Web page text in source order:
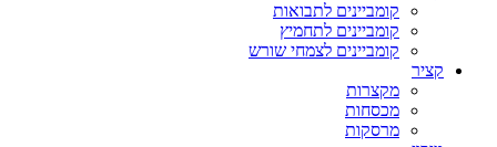
קומביינים לתבואות
קומביינים לתחמיץ
קומביינים לצמחי שורש
קציר
מקצרות
מכסחות
מרסקות